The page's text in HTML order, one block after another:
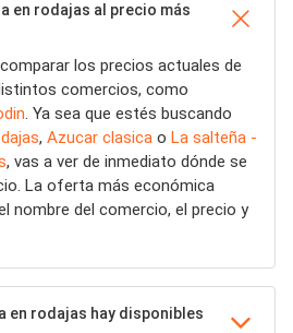
en rodajas al precio más
los precios actuales de
comercios, como
. Ya sea que estés buscando
, Azucar clasica o La salteña -
, vas a ver de inmediato dónde se
La oferta más económica
nombre del comercio, el precio y
en rodajas hay disponibles